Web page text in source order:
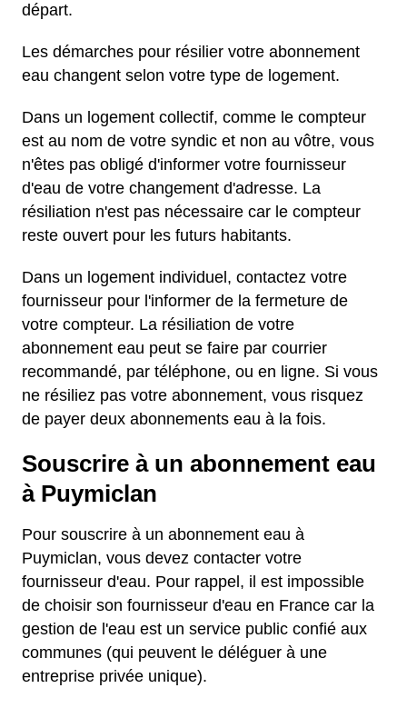
départ.
Les démarches pour résilier votre abonnement
eau changent selon votre type de logement.
Dans un logement collectif, comme le compteur
est au nom de votre syndic et non au vôtre, vous
n'êtes pas obligé d'informer votre fournisseur
d'eau de votre changement d'adresse. La
résiliation n'est pas nécessaire car le compteur
reste ouvert pour les futurs habitants.
Dans un logement individuel, contactez votre
fournisseur pour l'informer de la fermeture de
votre compteur. La résiliation de votre
abonnement eau peut se faire par courrier
recommandé, par téléphone, ou en ligne. Si vous
ne résiliez pas votre abonnement, vous risquez
de payer deux abonnements eau à la fois.
Souscrire à un abonnement eau
à Puymiclan
Pour souscrire à un abonnement eau à
Puymiclan, vous devez contacter votre
fournisseur d'eau. Pour rappel, il est impossible
de choisir son fournisseur d'eau en France car la
gestion de l'eau est un service public confié aux
communes (qui peuvent le déléguer à une
entreprise privée unique).